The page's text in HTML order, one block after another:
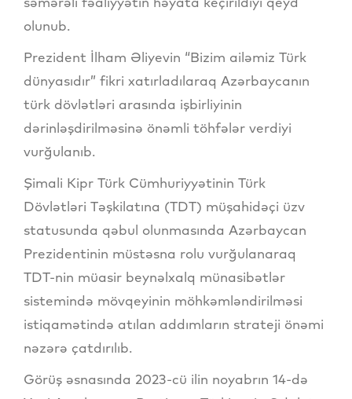
olunub.
Prezident İlham Əliyevin “Bizim ailəmiz Türk
dünyasıdır” fikri xatırladılaraq Azərbaycanın
türk dövlətləri arasında işbirliyinin
dərinləşdirilməsinə önəmli töhfələr verdiyi
vurğulanıb.
Şimali Kipr Türk Cümhuriyyətinin Türk
Dövlətləri Təşkilatına (TDT) müşahidəçi üzv
statusunda qəbul olunmasında Azərbaycan
Prezidentinin müstəsna rolu vurğulanaraq
TDT-nin müasir beynəlxalq münasibətlər
sistemində mövqeyinin möhkəmləndirilməsi
istiqamətində atılan addımların strateji önəmi
nəzərə çatdırılıb.
Görüş əsnasında 2023-cü ilin noyabrın 14-də